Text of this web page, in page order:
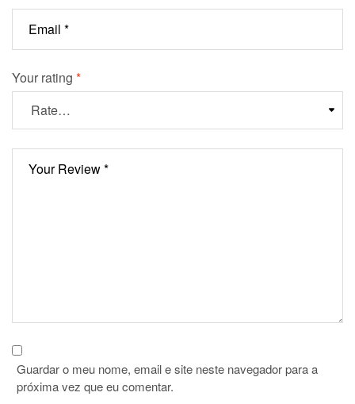
Your rating *
Guardar o meu nome, email e site neste navegador para a
próxima vez que eu comentar.